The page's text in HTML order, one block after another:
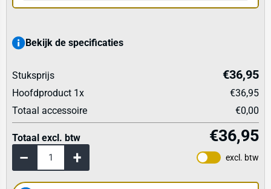
Bekijk de specificaties
excl. btw
Stuksprijs €36,95
Hoofdproduct 1 x
€36,95
Totaal accessoire
€0,00
Totaal excl. btw €36,95